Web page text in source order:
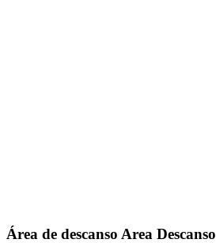
Área de descanso Area Descanso